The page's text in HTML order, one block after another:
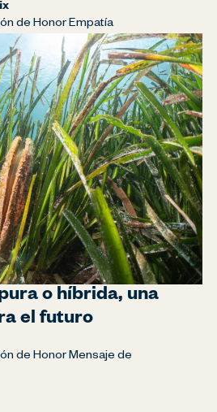
de Honor Empatía
o híbrida, una
el futuro
de Honor Mensaje de